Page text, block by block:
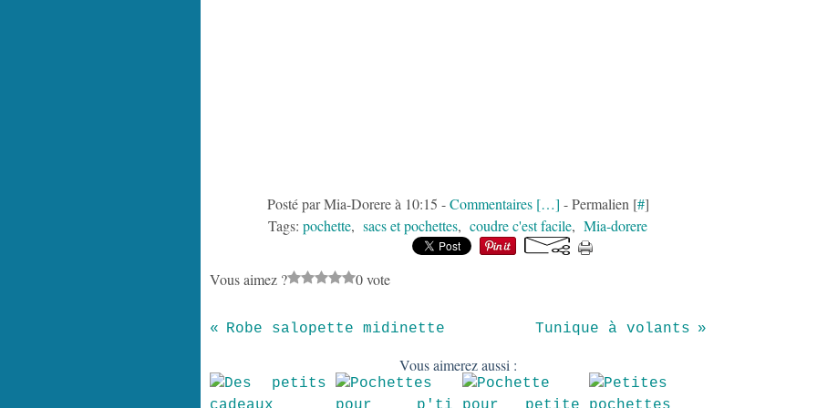
Posté par Mia-Dorere à 10:15 -Commentaires […] - Permalien [#]
Tags: pochette, sacs et pochettes, coudre c'est facile, Mia-dorere
Vous aimez ? 0 vote
Robe salopette midinette Tunique à volants
Vous aimerez aussi :